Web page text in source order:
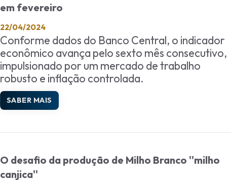
em fevereiro
22/04/2024
Conforme dados do Banco Central, o indicador
econômico avança pelo sexto mês consecutivo,
impulsionado por um mercado de trabalho
robusto e inflação controlada.
SABER MAIS
O desafio da produção de Milho Branco ''milho
canjica''